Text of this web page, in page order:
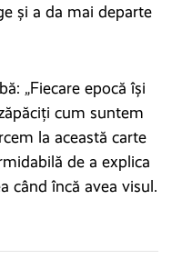
și a da mai departe
„Fiecare epocă își
cum suntem
la această carte
de a explica
când încă avea visul.